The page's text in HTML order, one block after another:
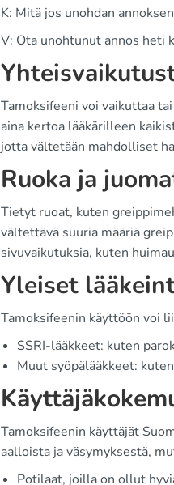
K: Mitä jos unohdan
V: Ota unohtunut annos heti
Tamoksifeeni voi vaikuttaa
aina kertoa lääkärilleen
jotta vältetään mahdolliset
Ruoka ja
Tietyt ruoat, kuten
vältettävä suuria määriä
sivuvaikutuksia, kuten
Yleiset
Tamoksifeenin käyttöön voi
SSRI-lääkkeet: kuten
Muut syöpälääkkeet:
Tamoksifeenin käyttäjät
aalloista ja väsymyksestä,
Potilaat, joilla on ollut